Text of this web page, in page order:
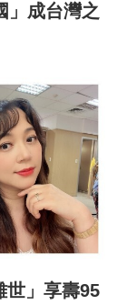
成台灣之
世」享壽95